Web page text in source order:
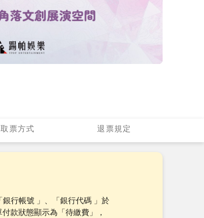
取票方式 退票規定
銀行帳號 」、「銀行代碼 」於
付款狀態顯示為「待繳費」，